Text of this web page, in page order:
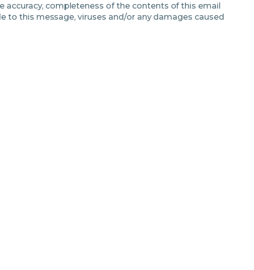
accuracy, completeness of the contents of this email
to this message, viruses and/or any damages caused